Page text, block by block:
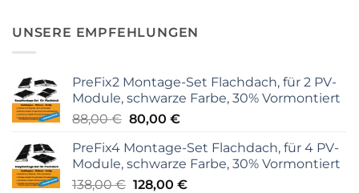
war:
88,00 €
ist:
80,00 €.
UNSERE EMPFEHLUNGEN
PreFix2 Montage-Set Flachdach, für 2 PV-
Module, schwarze Farbe, 30% Vormontiert
88,00€ Ursprünglicher
war:
88,00 €
80,00 €Aktueller
ist:
80,00 €.
PreFix4 Montage-Set Flachdach, für 4 PV-
Module, schwarze Farbe, 30% Vormontiert
138,00€ Ursprünglicher
128,00 €Aktueller